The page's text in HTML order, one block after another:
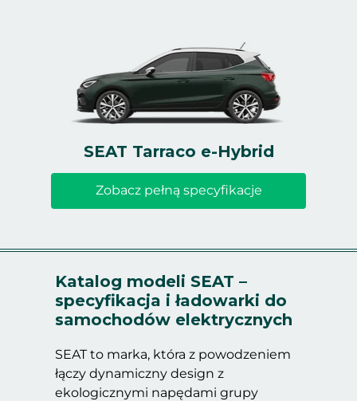
SEAT Tarraco e-Hybrid
Zobacz pełną specyfikacje
Katalog modeli SEAT –
specyfikacja i ładowarki do
samochodów elektrycznych
SEAT to marka, która z powodzeniem
łączy dynamiczny design z
ekologicznymi napędami grupy